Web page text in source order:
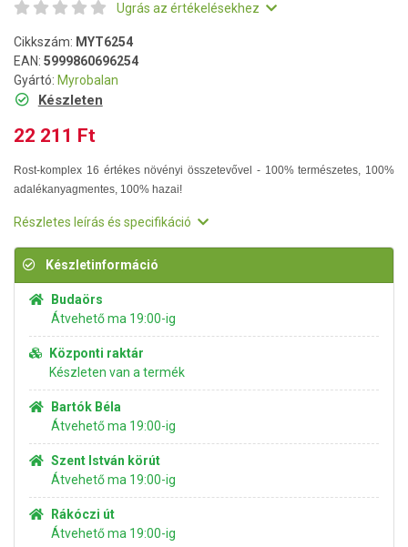
Ugrás az értékelésekhez
Cikkszám: MYT6254
EAN: 5999860696254
Gyártó: Myrobalan
Készleten
22 211 Ft
Rost-komplex 16 értékes növényi összetevővel - 100% természetes, 100%
adalékanyagmentes, 100% hazai!
Részletes leírás és specifikáció
Készletinformáció
Budaörs
Átvehető ma 19:00-ig
Központi raktár
Készleten van a termék
Bartók Béla
Átvehető ma 19:00-ig
Szent István körút
Átvehető ma 19:00-ig
Rákóczi út
Átvehető ma 19:00-ig